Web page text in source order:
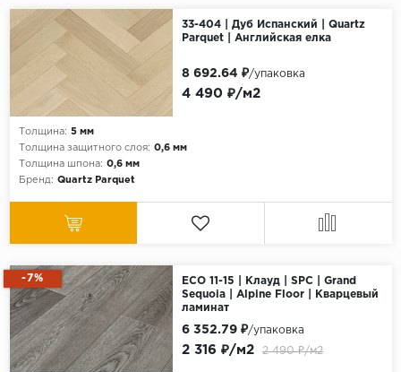
33-404 | Дуб Испанский | Quartz
Parquet | Английская елка
Толщина: 5 мм
Толщина защитного слоя: 0,6 мм
Толщина шпона: 0,6 мм
Бренд: Quartz Parquet
4 490 ₽/м2
8 692.64 ₽/упаковка
-7%
ECO 11-15 | Клауд | SPC | Grand
Sequoia | Alpine Floor | Кварцевый
ламинат
2 316 ₽/м2 2 490 ₽/м2
6 352.79 ₽/упаковка